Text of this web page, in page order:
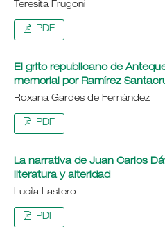
Teresita Frugoni
PDF
El grito republicano de
memorial por Ramírez
Roxana Gardes de Fernández
PDF
La narrativa de Juan Carlos
literatura y alteridad
Lucila Lastero
PDF